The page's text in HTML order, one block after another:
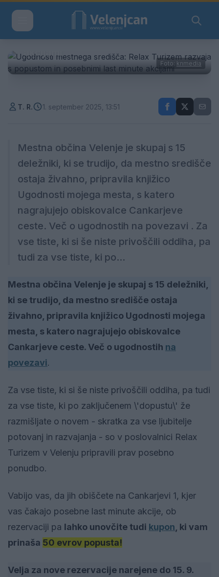
Foto: knmedia
Ugodnosti mestnega
središča: Relax Turizem razvaja s
popustom in posebnimi last minute
akcijami
T. R. 1. september 2025, 13:51
Mestna občina Velenje je skupaj s 15
deležniki, ki se trudijo, da mestno središče
ostaja živahno, pripravila knjižico
Ugodnosti mojega mesta, s katero
nagrajujejo obiskovalce Cankarjeve
ceste. Več o ugodnostih na povezavi . Za
vse tiste, ki si še niste privoščili oddiha, pa
tudi za vse tiste, ki po...
Mestna občina Velenje je skupaj s 15 deležniki,
ki se trudijo, da mestno središče ostaja
živahno, pripravila knjižico Ugodnosti mojega
mesta, s katero nagrajujejo obiskovalce
Cankarjeve ceste. Več o ugodnostih na
povezavi.
Za vse tiste, ki si še niste privoščili oddiha, pa tudi
za vse tiste, ki po zaključenem \'dopustu\' že
razmišljate o novem - skratka za vse ljubitelje
potovanj in razvajanja - so v poslovalnici Relax
Turizem v Velenju pripravili prav posebno
ponudbo.
Vabijo vas, da jih obiščete na Cankarjevi 1, kjer
vas čakajo posebne last minute akcije, ob
rezervaciji pa lahko unovčite tudi kupon , ki vam
prinaša 50 evrov popusta!
Velja za nove rezervacije narejene do 15. 9.